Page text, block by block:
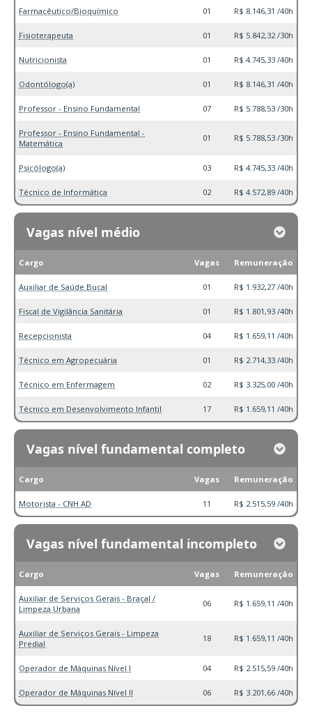
Farmacêutico/Bioquímico 01 R$ 8.146,31 /40h
Fisioterapeuta 01 R$ 5.842,32 /30h
Nutricionista 01 R$ 4.745,33 /40h
Odontólogo(a) 01 R$ 8.146,31 /40h
Professor - Ensino Fundamental 07 R$ 5.788,53 /30h
Professor - Ensino Fundamental -
Matemática
01 R$ 5.788,53 /30h
Psicólogo(a) 03 R$ 4.745,33 /40h
Técnico de Informática 02 R$ 4.572,89 /40h
Vagas nível médio
Cargo Vagas Remuneração
Auxiliar de Saúde Bucal 01 R$ 1.932,27 /40h
Fiscal de Vigilância Sanitária 01 R$ 1.801,93 /40h
Recepcionista 04 R$ 1.659,11 /40h
Técnico em Agropecuária 01 R$ 2.714,33 /40h
Técnico em Enfermagem 02 R$ 3.325,00 /40h
Técnico em Desenvolvimento Infantil 17 R$ 1.659,11 /40h
Vagas nível fundamental completo
Cargo Vagas Remuneração
Motorista - CNH AD 11 R$ 2.515,59 /40h
Vagas nível fundamental incompleto
Cargo Vagas Remuneração
Auxiliar de Serviços Gerais - Braçal /
Limpeza Urbana
06 R$ 1.659,11 /40h
Auxiliar de Serviços Gerais - Limpeza
Predial
18 R$ 1.659,11 /40h
Operador de Máquinas Nível I 04 R$ 2.515,59 /40h
Operador de Máquinas Nível II 06 R$ 3.201,66 /40h